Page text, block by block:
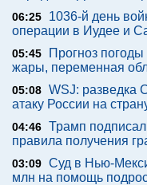
06:25
1036-й день
операции в Иудее и
05:45
Прогноз
жары, переменная
05:08 WSJ: разведка
атаку России на
04:46 Трамп
правила получения
03:09 Суд в Нью-
млн на помощь